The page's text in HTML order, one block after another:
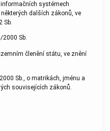
systémech
dalších zákonů, ve
Sb.
2000 Sb.
členění státu, ve znění
Sb., o matrikách, jménu a
souvisejících zákonů.